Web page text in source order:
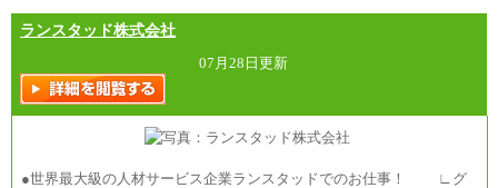
ランスタッド株式会社
07月28日更新
●世界最大級の人材サービス企業ランスタッドでのお仕事！ ∟グ